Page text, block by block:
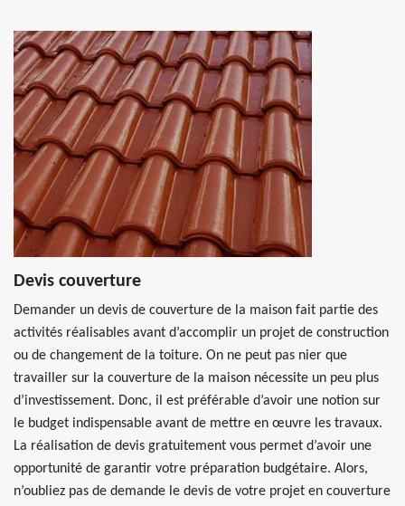
Devis couverture
Demander un devis de couverture de la maison fait partie des
activités réalisables avant d’accomplir un projet de construction
ou de changement de la toiture. On ne peut pas nier que
travailler sur la couverture de la maison nécessite un peu plus
d’investissement. Donc, il est préférable d’avoir une notion sur
le budget indispensable avant de mettre en œuvre les travaux.
La réalisation de devis gratuitement vous permet d’avoir une
opportunité de garantir votre préparation budgétaire. Alors,
n’oubliez pas de demande le devis de votre projet en couverture